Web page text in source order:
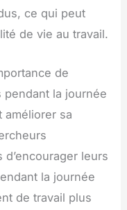
ce qui peut
de vie au travail.
de
la journée
améliorer sa
leurs
la journée
de travail plus